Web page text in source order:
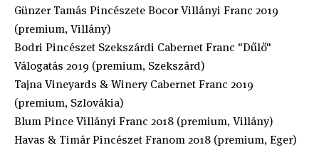
Günzer Tamás Pincészete Bocor Villányi Franc 2019
(premium, Villány)
Bodri Pincészet Szekszárdi Cabernet Franc "Dűlő"
Válogatás 2019 (premium, Szekszárd)
Tajna Vineyards & Winery Cabernet Franc 2019
(premium, Szlovákia)
Blum Pince Villányi Franc 2018 (premium, Villány)
Havas & Timár Pincészet Franom 2018 (premium, Eger)